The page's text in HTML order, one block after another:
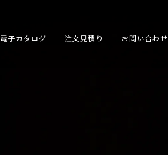
電子カタログ 注文見積り お問い合わせ